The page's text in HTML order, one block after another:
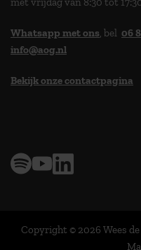
Whatsapp met ons, bel 06
info@aog.nl
Bekijk onze contactpagina
Copyright © 2026 Wees